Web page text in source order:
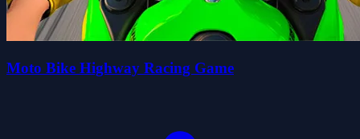
Moto Bike Highway Racing Game